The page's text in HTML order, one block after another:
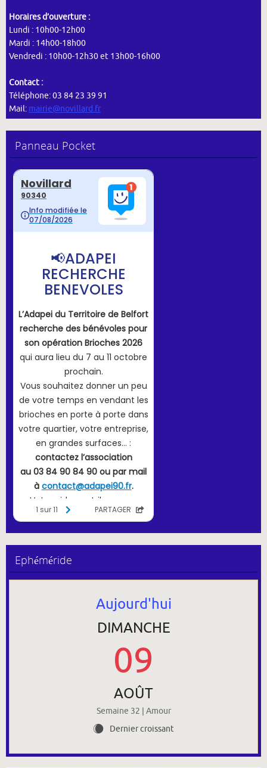
Horaires d’ouverture :
Lundi : 10h00-12h00
Mardi : 14h00-18h00
Vendredi : 10h00-12h30 et 13h00-16h00
Contact :
Téléphone: 03 84 23 39 91
Mail: mairie@novillard.fr
Panneau Pocket
Ephéméride
Aujourd'hui
DIMANCHE
09
AOÛT
Semaine 32 | Amour
X Dernier croissant